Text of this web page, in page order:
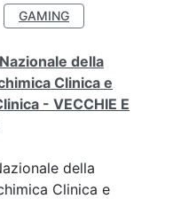
GAMING
della
Clinica e
- VECCHIE E
della
Clinica e